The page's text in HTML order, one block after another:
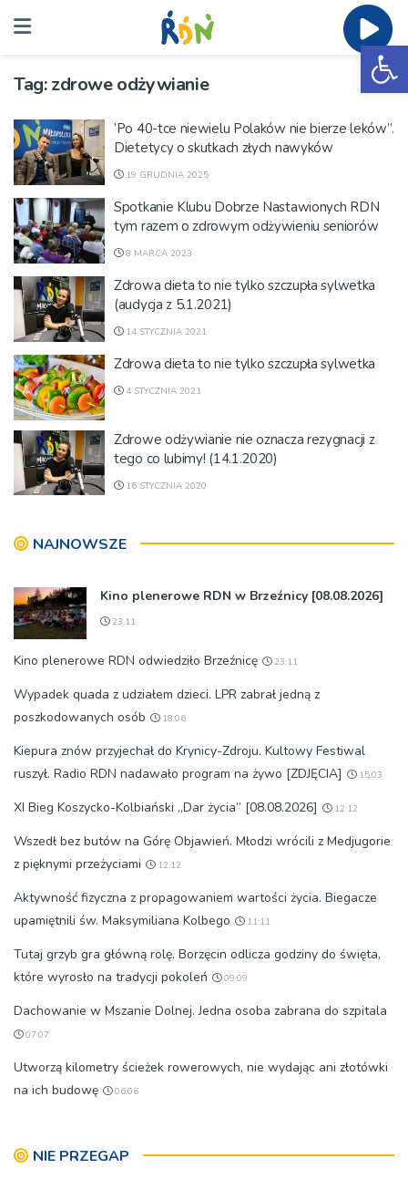
Tag:zdrowe odżywianie
’Po 40-tce niewielu Polaków nie bierze leków”.
Dietetycy o skutkach złych nawyków
19 GRUDNIA 2025
Spotkanie Klubu Dobrze Nastawionych RDN
tym razem o zdrowym odżywieniu seniorów
8 MARCA 2023
Zdrowa dieta to nie tylko szczupła sylwetka
(audycja z 5.1.2021)
14 STYCZNIA 2021
Zdrowa dieta to nie tylko szczupła sylwetka
4 STYCZNIA 2021
Zdrowe odżywianie nie oznacza rezygnacji z
tego co lubimy! (14.1.2020)
16 STYCZNIA 2020
NAJNOWSZE
Kino plenerowe RDN w Brzeźnicy [08.08.2026]
23:11
Kino plenerowe RDN odwiedziło Brzeźnicę 23:11
Wypadek quada z udziałem dzieci. LPR zabrał jedną z
poszkodowanych osób
18:06
Kiepura znów przyjechał do Krynicy-Zdroju. Kultowy Festiwal
ruszył. Radio RDN nadawało program na żywo [ZDJĘCIA]
15:03
XI Bieg Koszycko-Kolbiański „Dar życia” [08.08.2026] 12:12
Wszedł bez butów na Górę Objawień. Młodzi wrócili z Medjugorie
z pięknymi przeżyciami
12:12
Aktywność fizyczna z propagowaniem wartości życia. Biegacze
upamiętnili św. Maksymiliana Kolbego
11:11
Tutaj grzyb gra główną rolę. Borzęcin odlicza godziny do święta,
które wyrosło na tradycji pokoleń
09:09
Dachowanie w Mszanie Dolnej. Jedna osoba zabrana do szpitala
07:07
Utworzą kilometry ścieżek rowerowych, nie wydając ani złotówki
na ich budowę
06:06
NIE PRZEGAP